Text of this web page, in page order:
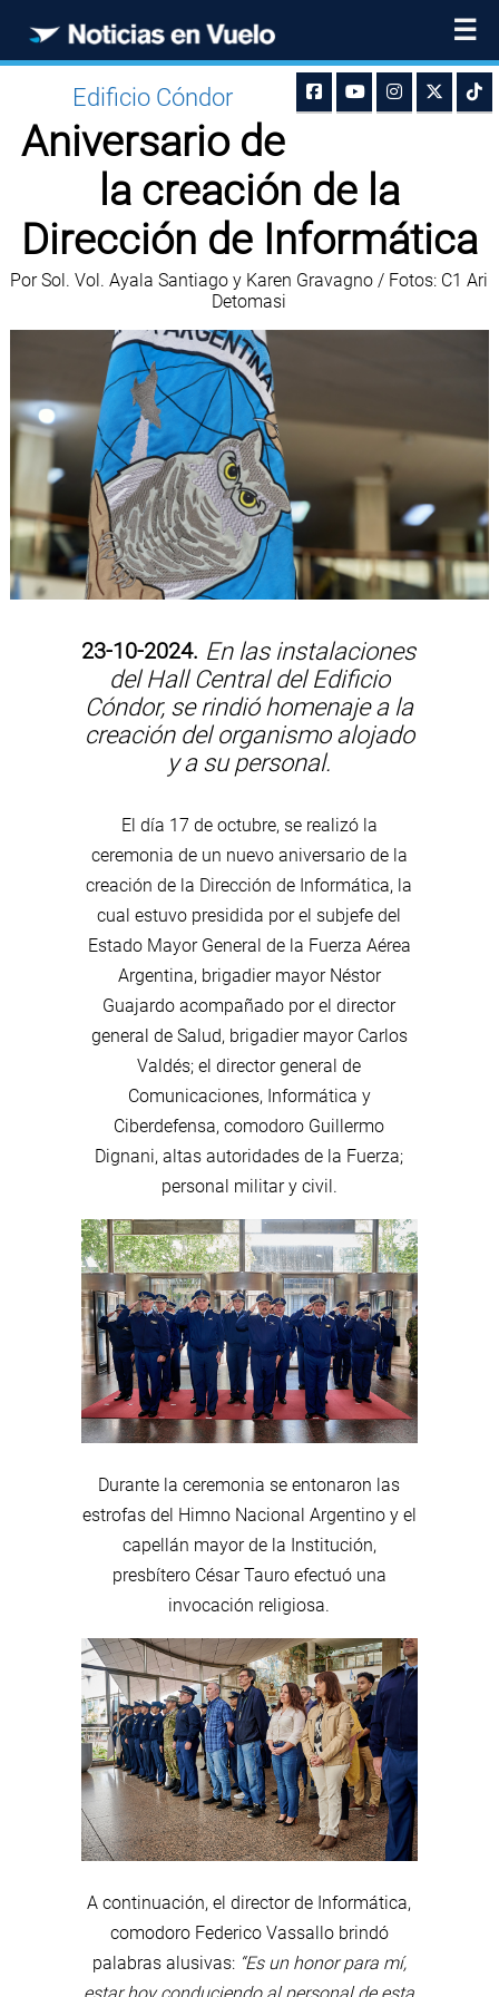
☰
Edificio Cóndor
Aniversario de
la creación de la
Dirección de Informática
Por Sol. Vol. Ayala Santiago y Karen Gravagno / Fotos: C1 Ari
Detomasi
23-10-2024. En las instalaciones
del Hall Central del Edificio
Cóndor, se rindió homenaje a la
creación del organismo alojado
y a su personal.
El día 17 de octubre, se realizó la
ceremonia de un nuevo aniversario de la
creación de la Dirección de Informática, la
cual estuvo presidida por el subjefe del
Estado Mayor General de la Fuerza Aérea
Argentina, brigadier mayor Néstor
Guajardo acompañado por el director
general de Salud, brigadier mayor Carlos
Valdés; el director general de
Comunicaciones, Informática y
Ciberdefensa, comodoro Guillermo
Dignani, altas autoridades de la Fuerza;
personal militar y civil.
Durante la ceremonia se entonaron las
estrofas del Himno Nacional Argentino y el
capellán mayor de la Institución,
presbítero César Tauro efectuó una
invocación religiosa.
A continuación, el director de Informática,
comodoro Federico Vassallo brindó
palabras alusivas: “Es un honor para mí,